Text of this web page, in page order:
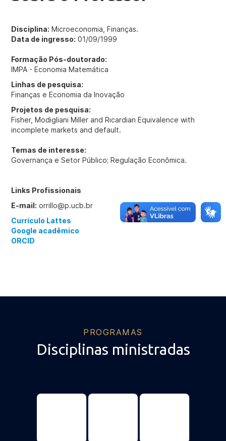
Disciplina: Microeconomia, Finanças.
Data de ingresso: 01/09/1999
Formação Pós-doutorado:
IMPA - Economia Matemática
Linhas de pesquisa:
Finanças e Economia da Inovação
Projetos de pesquisa:
Fisher, Modigliani Miller and Ricardian Equivalence with
incomplete markets and default.
Temas de interesse:
Governança e Setor Público; Regulação Econômica.
Links Profissionais
E-mail: orrillo@p.ucb.br
Currículo Lattes
Google acadêmico
ORCID
PROGRAMAS
Disciplinas ministradas